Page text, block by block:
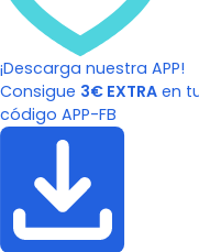
¡Descarga nuestra APP!
Consigue 3€ EXTRA en
código APP-FB